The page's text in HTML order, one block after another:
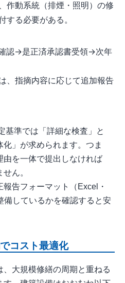
作動系統（排煙・照明）の修
する必要がある。
認→是正済承認書受領→次年
、指摘内容に応じて追加報告
基準では「詳細な検査」と
化」が求められます。つま
由を一体で提出しなければ
ん。
告フォーマット（Excel・
備しているかを確認すると安
コスト最適化
大規模修繕の周期と重ねる